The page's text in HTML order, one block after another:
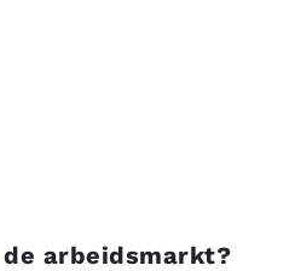
arbeidsmarkt?